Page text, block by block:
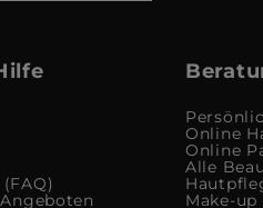
Online
Online
Alle
Make-up